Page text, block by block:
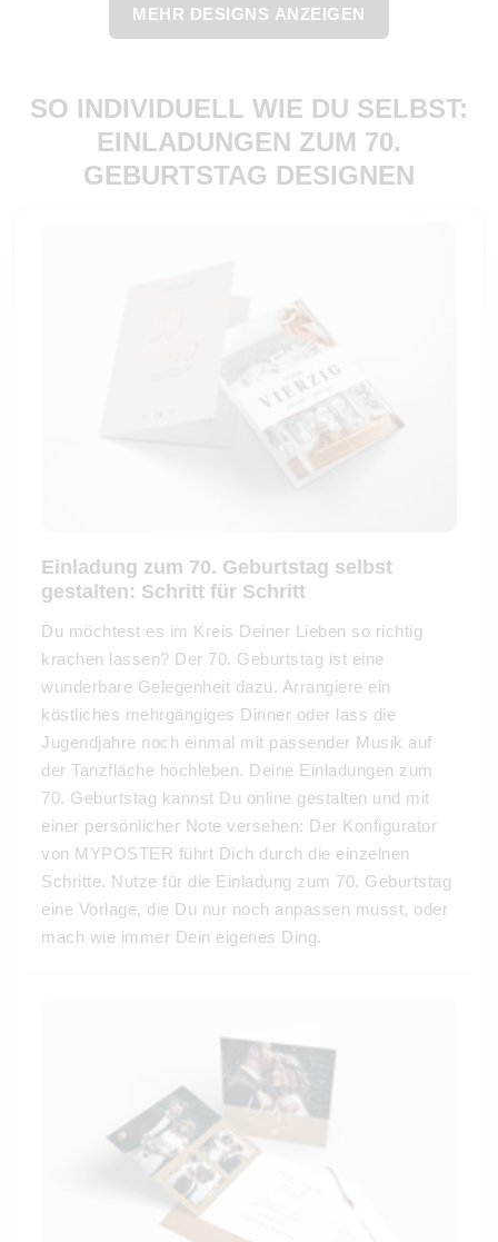
MEHR DESIGNS ANZEIGEN
SO INDIVIDUELL WIE DU SELBST:
EINLADUNGEN ZUM 70.
GEBURTSTAG DESIGNEN
Einladung zum 70. Geburtstag selbst
gestalten: Schritt für Schritt
Du möchtest es im Kreis Deiner Lieben so richtig
krachen lassen? Der 70. Geburtstag ist eine
wunderbare Gelegenheit dazu. Arrangiere ein
köstliches mehrgängiges Dinner oder lass die
Jugendjahre noch einmal mit passender Musik auf
der Tanzfläche hochleben. Deine Einladungen zum
70. Geburtstag kannst Du online gestalten und mit
einer persönlicher Note versehen: Der Konfigurator
von MYPOSTER führt Dich durch die einzelnen
Schritte. Nutze für die Einladung zum 70. Geburtstag
eine Vorlage, die Du nur noch anpassen musst, oder
mach wie immer Dein eigenes Ding.